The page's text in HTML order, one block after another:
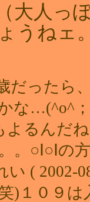
大人っ
うねェ
だったら
な…(^o^
よるんだ
。○Ⅰ○Ⅰの
い ( 2002-
)１０９